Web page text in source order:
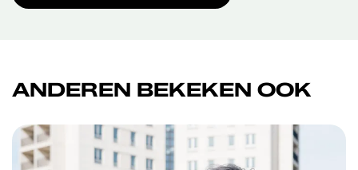
ANDEREN BEKEKEN OOK
Overslaan